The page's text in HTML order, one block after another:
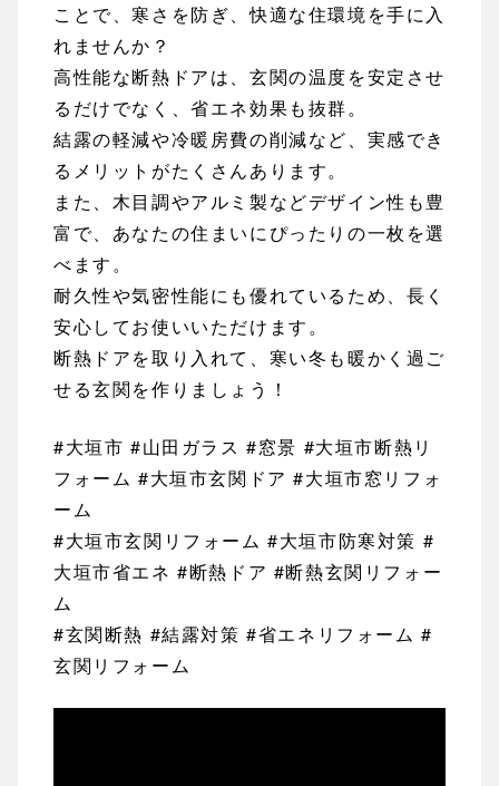
ことで、寒さを防ぎ、快適な住環境を手に入
れませんか？
高性能な断熱ドアは、玄関の温度を安定させ
るだけでなく、省エネ効果も抜群。
結露の軽減や冷暖房費の削減など、実感でき
るメリットがたくさんあります。
また、木目調やアルミ製などデザイン性も豊
富で、あなたの住まいにぴったりの一枚を選
べます。
耐久性や気密性能にも優れているため、長く
安心してお使いいただけます。
断熱ドアを取り入れて、寒い冬も暖かく過ご
せる玄関を作りましょう！
#大垣市 #山田ガラス #窓景 #大垣市断熱リ
フォーム #大垣市玄関ドア #大垣市窓リフォ
ーム
#大垣市玄関リフォーム #大垣市防寒対策 #
大垣市省エネ #断熱ドア #断熱玄関リフォー
ム
#玄関断熱 #結露対策 #省エネリフォーム #
玄関リフォーム